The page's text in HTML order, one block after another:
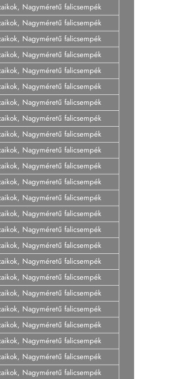
Nagyméretű falicsempék
Nagyméretű falicsempék
Nagyméretű falicsempék
Nagyméretű falicsempék
Nagyméretű falicsempék
Nagyméretű falicsempék
Nagyméretű falicsempék
Nagyméretű falicsempék
Nagyméretű falicsempék
Nagyméretű falicsempék
Nagyméretű falicsempék
Nagyméretű falicsempék
Nagyméretű falicsempék
Nagyméretű falicsempék
Nagyméretű falicsempék
Nagyméretű falicsempék
Nagyméretű falicsempék
Nagyméretű falicsempék
Nagyméretű falicsempék
Nagyméretű falicsempék
Nagyméretű falicsempék
Nagyméretű falicsempék
Nagyméretű falicsempék
Nagyméretű falicsempék